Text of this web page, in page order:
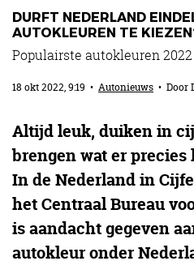
DURFT NEDERLAND
AUTOKLEUREN TE
Populairste autokleuren 2022
18 okt 2022, 9:19 • Autonieuws • Door
Altijd leuk, duiken in
brengen wat er
In de Nederland in
het Centraal Bureau
is aandacht gegeven
autokleur onder